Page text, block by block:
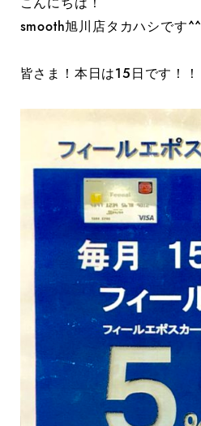
smooth旭川店タカハシです^^
皆さま！本日は15日です！！